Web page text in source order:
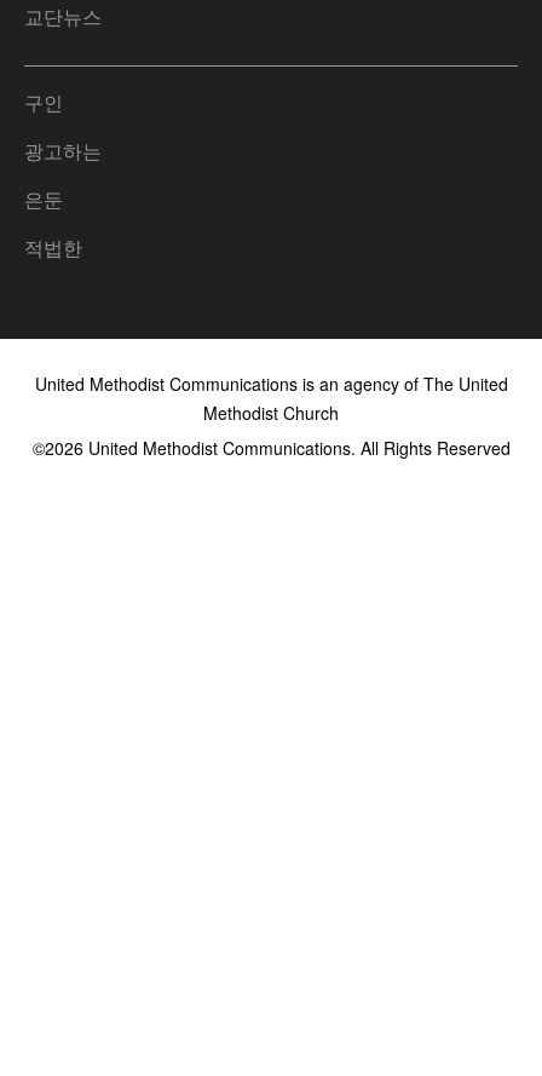
교단뉴스
구인
광고하는
은둔
적법한
United Methodist Communications is an agency of The United
Methodist Church
©2026United Methodist Communications. All Rights Reserved